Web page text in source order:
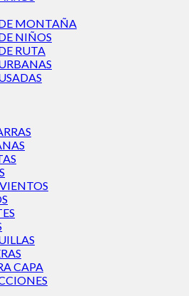
MONTAÑA
NIÑOS
RUTA
CAPA